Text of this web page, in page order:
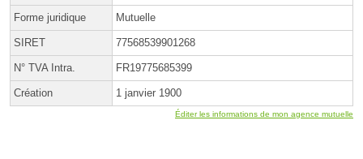
Forme juridique Mutuelle
SIRET 77568539901268
N° TVA Intra. FR19775685399
Création 1 janvier 1900
Éditer les informations de mon agence mutuelle